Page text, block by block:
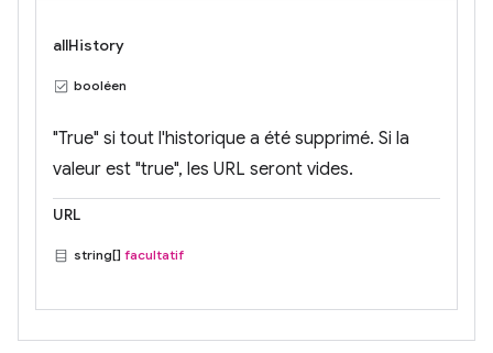
allHistory
booléen
"True" si tout l'historique a été supprimé. Si la
valeur est "true", les URL seront vides.
URL
string[] facultatif